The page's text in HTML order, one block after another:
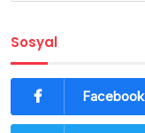
Sosyal
Facebook